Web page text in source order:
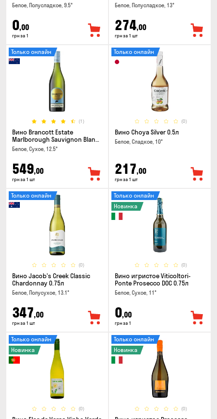
Белое, Полусладкое, 9.5°
0,00
грн за 1
Белое, Полусладкое, 13°
274,00
грн за 1 шт
(1)
Только онлайн
Вино Brancott Estate
Marlborough Sauvignon Blanc
0.75л
Белое, Сухое, 12.5°
549,00
грн за 1 шт
(0)
Только онлайн
Вино Choya Silver 0.5л
Белое, Сладкое, 10°
217,00
грн за 1 шт
(0)
Только онлайн
Вино Jacob's Creek Classic
Chardonnay 0.75л
Белое, Полусухое, 13.1°
347,00
грн за 1 шт
(0)
Только онлайн
Новинка
Вино игристое Viticoltori-
Ponte Prosecco DOC 0.75л
Белое, Сухое, 11°
0,00
грн за 1
(0)
Только онлайн
Новинка
(0)
Только онлайн
Новинка